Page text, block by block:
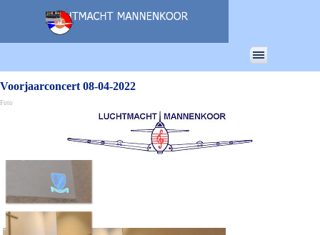
Voorjaarconcert 08-04-2022
Foto